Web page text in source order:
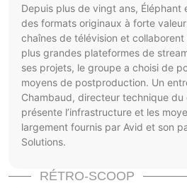
Depuis plus de vingt ans, Éléphant
des formats originaux à forte
chaînes de télévision et
plus grandes plateformes de
ses projets, le groupe a choisi de
moyens de postproduction. Un
Chambaud, directeur technique
présente l’infrastructure et les
largement fournis par Avid et son
Solutions.
RÉTRO-SCOOP